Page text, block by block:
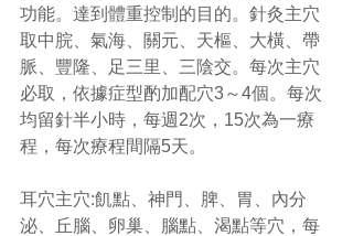
功能。達到體重控制的目的。針灸主穴
取中脘、氣海、關元、天樞、大橫、帶
脈、豐隆、足三里、三陰交。每次主穴
必取，依據症型酌加配穴3～4個。每次
均留針半小時，每週2次，15次為一療
程，每次療程間隔5天。
耳穴主穴:飢點、神門、脾、胃、內分
泌、丘腦、卵巢、腦點、渴點等穴，每